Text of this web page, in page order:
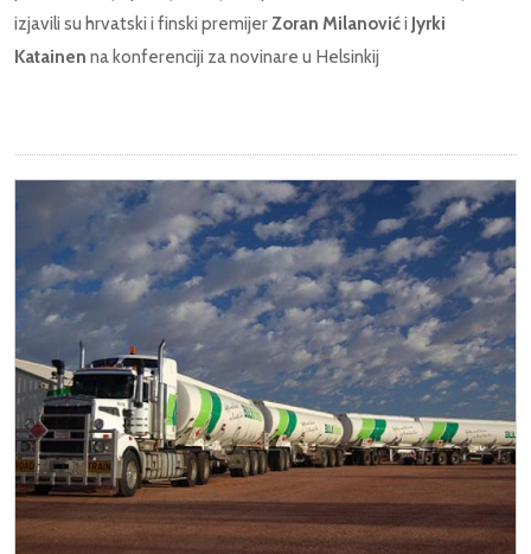
izjavili su hrvatski i finski premijerZoran Milanovići Jyrki
Katainen na konferenciji za novinare u Helsinkij